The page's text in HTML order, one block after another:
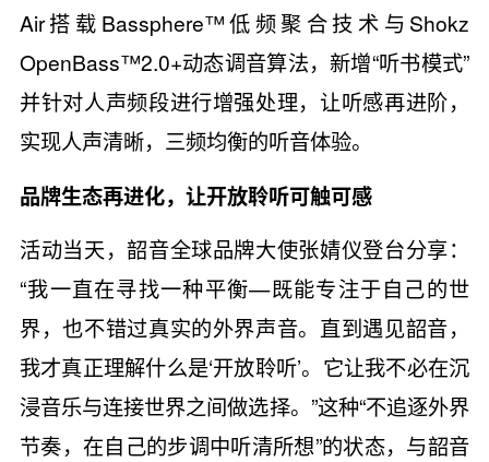
Air搭载Bassphere™低频聚合技术与Shokz
OpenBass™2.0+动态调音算法，新增“听书模式”
并针对人声频段进行增强处理，让听感再进阶，
实现人声清晰，三频均衡的听音体验。
品牌生态再进化，让开放聆听可触可感
活动当天，韶音全球品牌大使张婧仪登台分享：
“我一直在寻找一种平衡—既能专注于自己的世
界，也不错过真实的外界声音。直到遇见韶音，
我才真正理解什么是‘开放聆听’。它让我不必在沉
浸音乐与连接世界之间做选择。”这种“不追逐外界
节奏，在自己的步调中听清所想”的状态，与韶音